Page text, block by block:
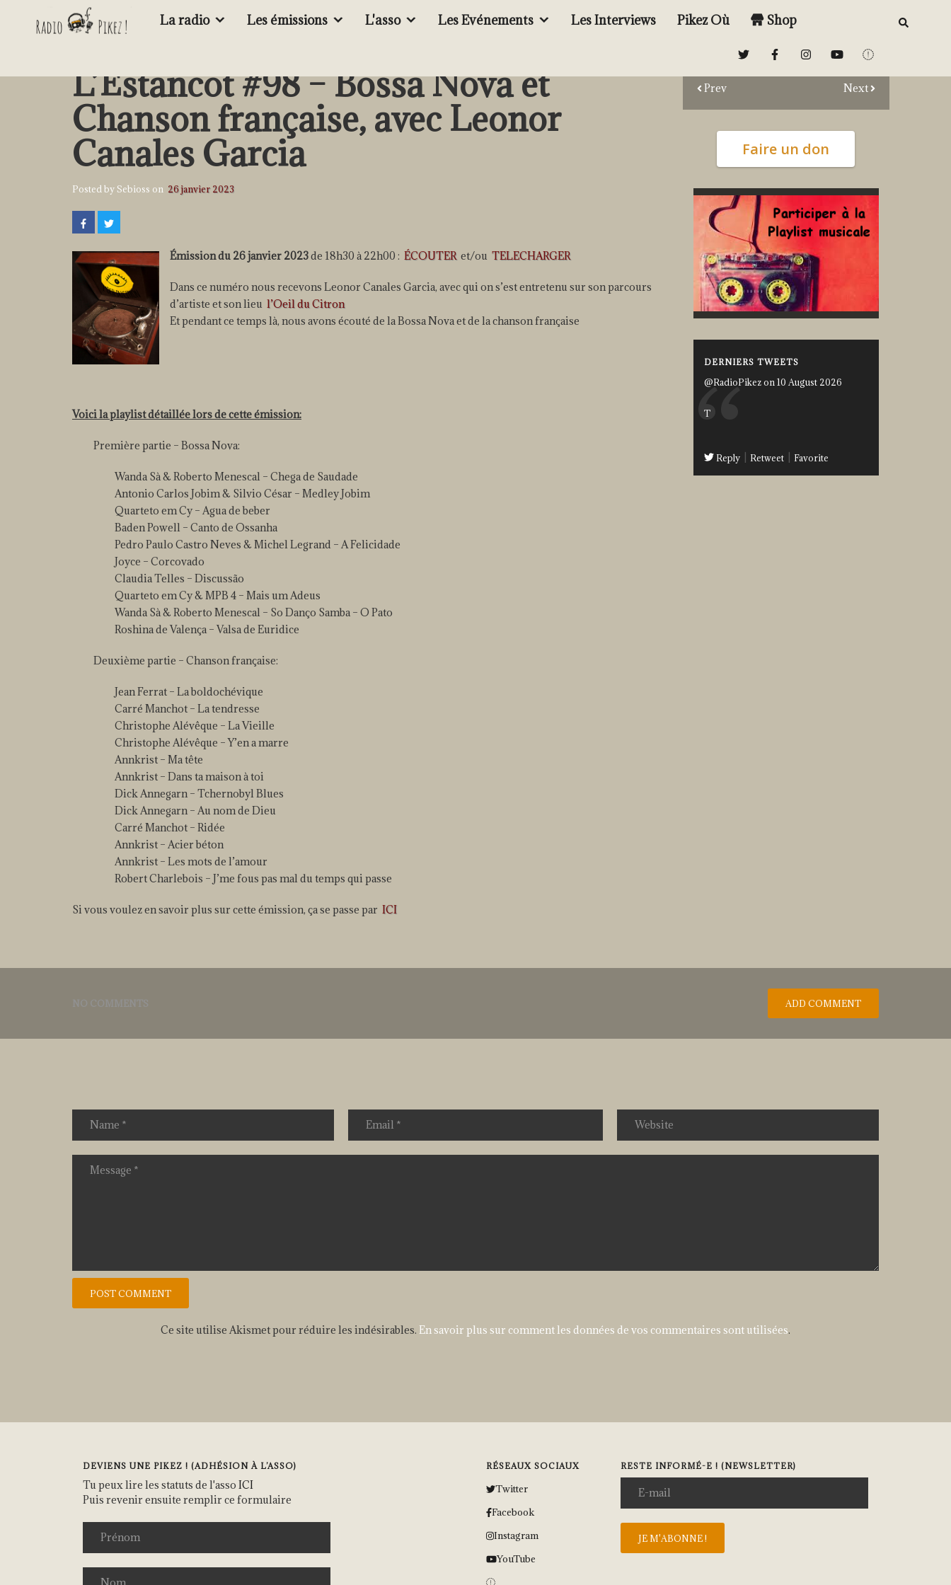
La radio Les émissions L'asso Les Evénements Les Interviews Pikez Où Shop
L’Estancot #98 – Bossa Nova et
Chanson française, avec Leonor
Canales Garcia
Posted by Sebioss on 26 janvier 2023
Émission du 26 janvier 2023de 18h30 à 22h00 : ÉCOUTER et/ou TELECHARGER
Dans ce numéro nous recevons Leonor Canales Garcia, avec qui on s’est entretenu sur son parcours
d’artiste et son lieu l’Oeil du Citron
Et pendant ce temps là, nous avons écouté de la Bossa Nova et de la chanson française
Voici la playlist détaillée lors de cette émission:
Première partie – Bossa Nova:
Wanda Sà & Roberto Menescal – Chega de Saudade
Antonio Carlos Jobim & Silvio César – Medley Jobim
Quarteto em Cy – Agua de beber
Baden Powell – Canto de Ossanha
Pedro Paulo Castro Neves & Michel Legrand – A Felicidade
Joyce – Corcovado
Claudia Telles – Discussão
Quarteto em Cy & MPB 4 – Mais um Adeus
Wanda Sà & Roberto Menescal – So Danço Samba – O Pato
Roshina de Valença – Valsa de Euridice
Deuxième partie – Chanson française:
Jean Ferrat – La boldochévique
Carré Manchot – La tendresse
Christophe Alévêque – La Vieille
Christophe Alévêque – Y’en a marre
Annkrist – Ma tête
Annkrist – Dans ta maison à toi
Dick Annegarn – Tchernobyl Blues
Dick Annegarn – Au nom de Dieu
Carré Manchot – Ridée
Annkrist – Acier béton
Annkrist – Les mots de l’amour
Robert Charlebois – J’me fous pas mal du temps qui passe
Si vous voulez en savoir plus sur cette émission, ça se passe par ICI
Prev Next
Faire un don
DERNIERS TWEETS
@RadioPikez on 10 August 2026
T
Reply Retweet Favorite
NO COMMENTS ADD COMMENT
Ce site utilise Akismet pour réduire les indésirables. En savoir plus sur comment les données de vos commentaires sont utilisées.
DEVIENS UNE PIKEZ ! (ADHÉSION À L’ASSO)
Tu peux lire les statuts de l'asso ICI
Puis revenir ensuite remplir ce formulaire
RÉSEAUX SOCIAUX
Twitter
Facebook
Instagram
YouTube
RESTE INFORMÉ-E ! (NEWSLETTER)